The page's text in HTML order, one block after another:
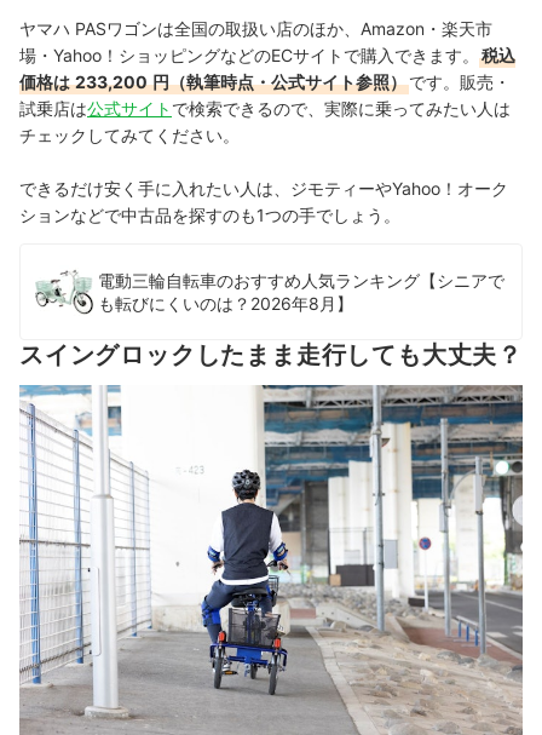
ヤマハ PASワゴンは全国の取扱い店のほか、Amazon・楽天市
場・Yahoo！ショッピングなどのECサイトで購入できます。
税込
価格は 233,200 円（執筆時点・公式サイト参照）です。 販売・
試乗店は公式サイト で検索できるので、実際に乗ってみたい人は
チェックしてみてください。
できるだけ安く手に入れたい人は、ジモティーやYahoo！オーク
ションなどで中古品を探すのも1つの手でしょう。
電動三輪自転車のおすすめ人気ランキング【シニアで
も転びにくいのは？2026年8月】
スイングロックしたまま走行しても大丈夫？